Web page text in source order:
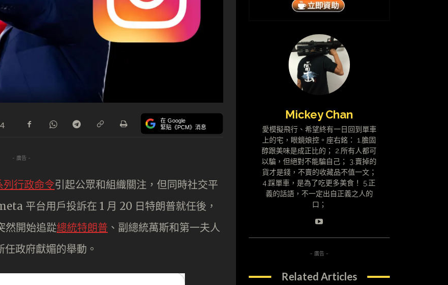
在 Google
緊貼《PCM》消息
- 廣告 -
列行政命令引起公眾和組織關注，但同時社交平
平台用戶投訴在 1 月 20 日特朗普就任後，
開始追踨總統特朗普 、副總統萬斯和第一夫人
政府獻媚的舉動。
Mickey Chan
愛模擬飛行、希望終有一日回到單車
上的宅，眼鏡娘控。座右銘： 1.膽固
醇跟美味是成正比的； 2.所有人都可
以騙，但絕對不能騙自己； 3.賣掉的
貨才是錢，不賣的收藏品不值一文；
4.踩單車，是為了吃更多美食！ 5.正
義的話語，不一定出自正義之人的
口；
- 廣告 -
Related Articles